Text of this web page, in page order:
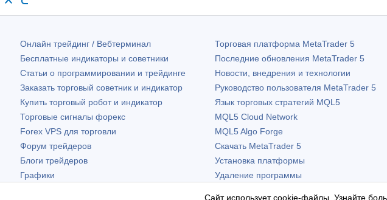
Онлайн трейдинг / Вебтерминал
Бесплатные индикаторы и советники
Статьи о программировании и трейдинге
Заказать торговый советник и индикатор
Купить торговый робот и индикатор
Торговые сигналы форекс
Forex VPS для торговли
Форум трейдеров
Блоги трейдеров
Графики
Торговая платформа MetaTrader 5
Последние обновления MetaTrader 5
Новости, внедрения и технологии
Руководство пользователя MetaTrader 5
Язык торговых стратегий MQL5
MQL5 Cloud Network
MQL5 Algo Forge
Скачать MetaTrader 5
Установка платформы
Удаление программы
Сайт использует cookie-файлы. Узнайте